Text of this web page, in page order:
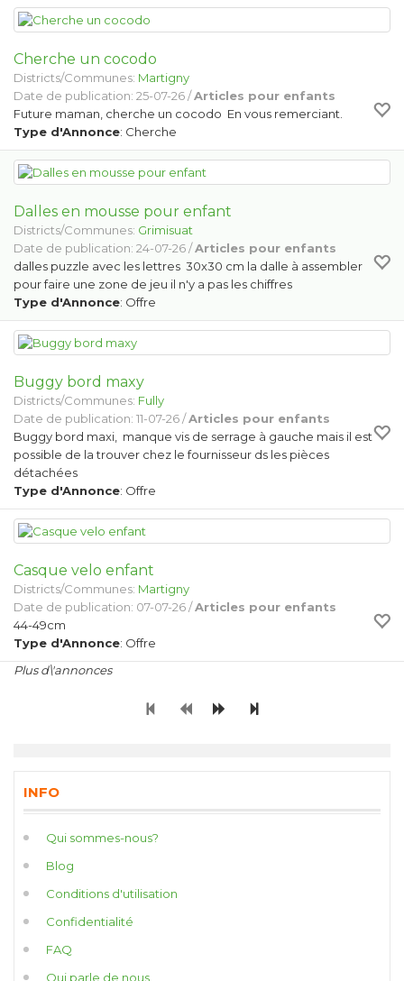
Cherche un cocodo
Districts/Communes: Martigny
Date de publication: 25-07-26 /Articles pour enfants
Future maman, cherche un cocodo En vous remerciant.
Type d'Annonce: Cherche
Dalles en mousse pour enfant
Districts/Communes: Grimisuat
Date de publication: 24-07-26 /Articles pour enfants
dalles puzzle avec les lettres 30x30 cm la dalle à assembler
pour faire une zone de jeu il n'y a pas les chiffres
Type d'Annonce: Offre
Buggy bord maxy
Districts/Communes: Fully
Date de publication: 11-07-26 /Articles pour enfants
Buggy bord maxi, manque vis de serrage à gauche mais il est
possible de la trouver chez le fournisseur ds les pièces
détachées
Type d'Annonce: Offre
Casque velo enfant
Districts/Communes: Martigny
Date de publication: 07-07-26 /Articles pour enfants
44-49cm
Type d'Annonce: Offre
Plus d\'annonces
INFO
Qui sommes-nous?
Blog
Conditions d'utilisation
Confidentialité
FAQ
Qui parle de nous